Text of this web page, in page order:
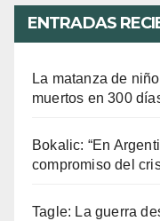
ENTRADAS
La matanza de
muertos en 300
Bokalic: “En
compromiso del
Tagle: La guerra